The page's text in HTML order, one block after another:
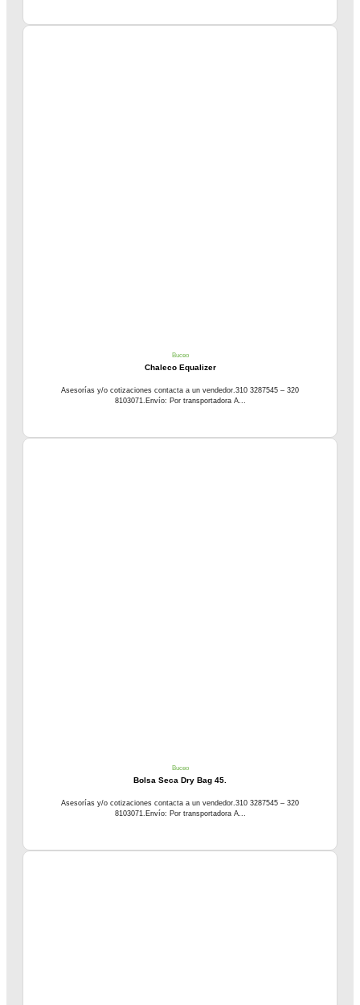
Buceo
Chaleco Equalizer
Asesorías y/o cotizaciones contacta a un vendedor.310 3287545 – 320
8103071.Envío: Por transportadora A...
Buceo
Bolsa Seca Dry Bag 45.
Asesorías y/o cotizaciones contacta a un vendedor.310 3287545 – 320
8103071.Envío: Por transportadora A...